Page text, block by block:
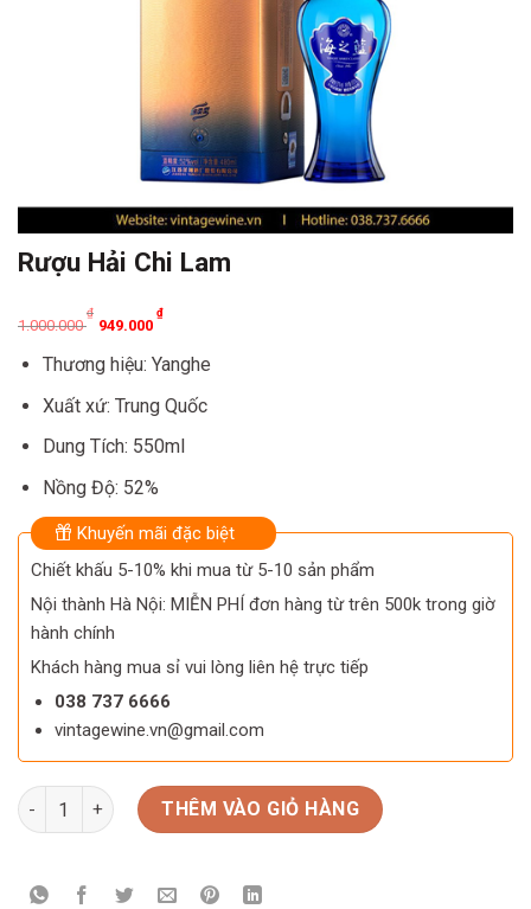
Rượu Hải Chi Lam
1.000.000
₫
Original
price
was:
1.000.000 ₫.
949.000
₫
Current
price
is:
949.000 ₫.
Thương hiệu: Yanghe
Xuất xứ: Trung Quốc
Dung Tích: 550ml
Nồng Độ: 52%
Khuyến mãi đặc biệt
Chiết khấu 5-10% khi mua từ 5-10 sản phẩm
Nội thành Hà Nội: MIỄN PHÍ đơn hàng từ trên 500k trong giờ
hành chính
Khách hàng mua sỉ vui lòng liên hệ trực tiếp
038 737 6666
vintagewine.vn@gmail.com
Rượu Hải Chi Lam số lượngTHÊM VÀO GIỎ HÀNG